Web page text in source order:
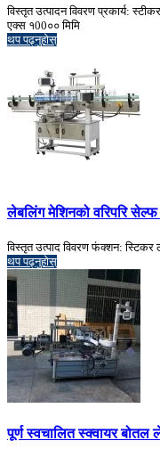
विस्तृत उत्पादन विवरण प्रकार्य:
एक्स १00०० मिमि
थप पढ्नुहोस्
लेबलिंग मेशिनको वरिपरि सेल्फ
विस्तृत उत्पाद विवरण फंक्शन: स्टिकर
थप पढ्नुहोस्
पूर्ण स्वचालित स्क्वायर बोतल